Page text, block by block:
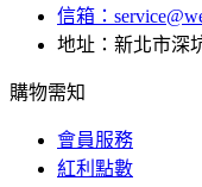
信箱：
地址：新北市深
購物需知
會員服務
紅利點數